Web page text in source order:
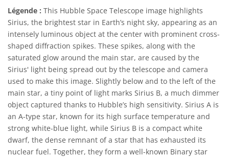
Légende : This Hubble Space Telescope image highlights
Sirius, the brightest star in Earth’s night sky, appearing as an
intensely luminous object at the center with prominent cross-
shaped diffraction spikes. These spikes, along with the
saturated glow around the main star, are caused by the
Sirius' light being spread out by the telescope and camera
used to make this image. Slightly below and to the left of the
main star, a tiny point of light marks Sirius B, a much dimmer
object captured thanks to Hubble’s high sensitivity. Sirius A is
an A-type star, known for its high surface temperature and
strong white-blue light, while Sirius B is a compact white
dwarf, the dense remnant of a star that has exhausted its
nuclear fuel. Together, they form a well-known Binary star